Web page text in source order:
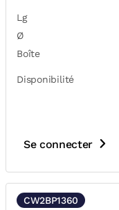
Lg
Ø
Boîte
Disponibilité
Se connecter
CW2BP1360